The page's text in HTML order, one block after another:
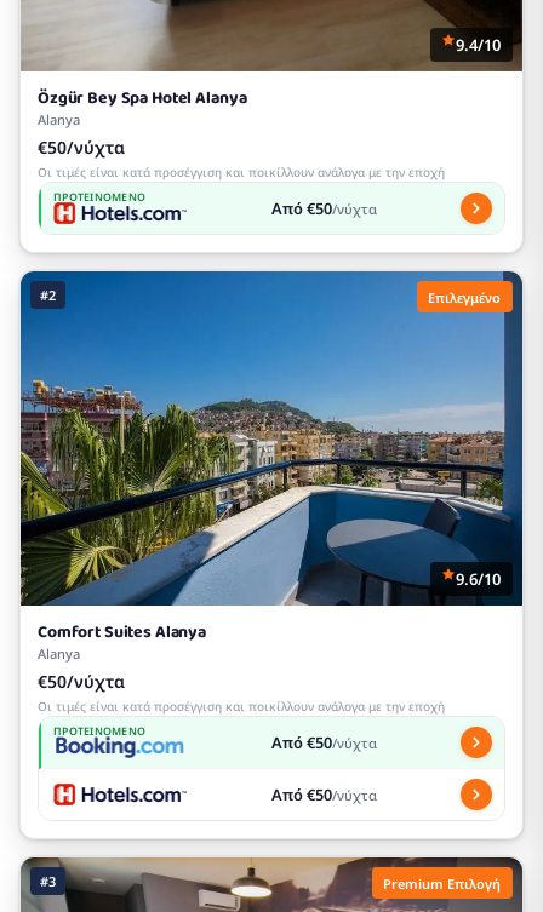
9.4/10
Özgür Bey Spa Hotel Alanya
Alanya
€50/νύχτα
Οι τιμές είναι κατά προσέγγιση και ποικίλλουν ανάλογα με την εποχή
ΠΡΟΤΕΙΝΌΜΕΝΟ Από €50/νύχτα
#2 Επιλεγμένο
9.6/10
Comfort Suites Alanya
Alanya
€50/νύχτα
Οι τιμές είναι κατά προσέγγιση και ποικίλλουν ανάλογα με την εποχή
ΠΡΟΤΕΙΝΌΜΕΝΟ Από €50/νύχτα
Από €50/νύχτα
#3 Premium Επιλογή